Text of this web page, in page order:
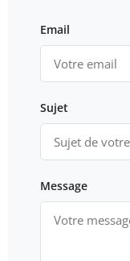
Email
Sujet
Message